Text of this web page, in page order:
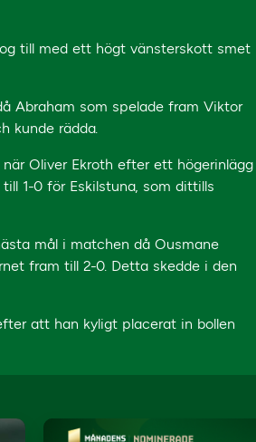
till med ett högt vänsterskott smet
Abraham som spelade fram Viktor
kunde rädda.
Oliver Ekroth efter ett högerinlägg
1-0 för Eskilstuna, som dittills
mål i matchen då Ousmane
fram till 2-0. Detta skedde i den
att han kyligt placerat in bollen